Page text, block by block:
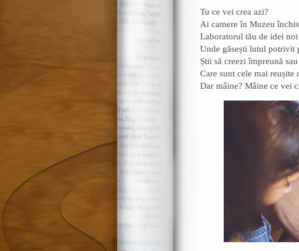
Tu ce vei crea azi?
Ai camere în Muzeu
Laboratorul tău de idei noi
Unde găsești lutul potrivit
Știi să creezi împreună
Care sunt cele mai reușite
Dar mâine? Mâine ce vei